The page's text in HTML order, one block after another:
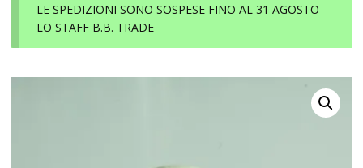
LE SPEDIZIONI SONO SOSPESE FINO AL 31 AGOSTO
LO STAFF B.B. TRADE